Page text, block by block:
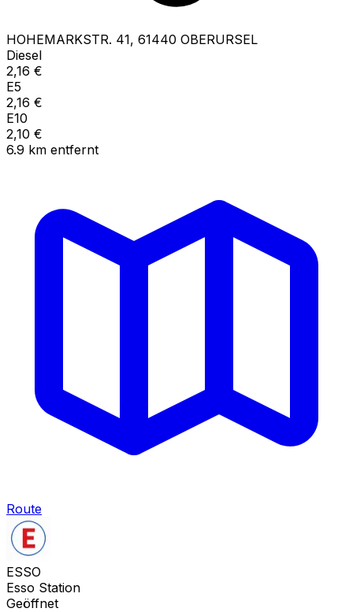
HOHEMARKSTR. 41, 61440 OBERURSEL
Diesel
2,16 €
E5
2,16 €
E10
2,10 €
6.9 km entfernt
Route
ESSO
Esso Station
Geöffnet